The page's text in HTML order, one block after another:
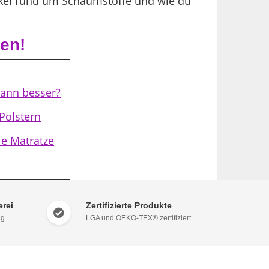
besser?
Matratze
Zertifizierte Produkte
LGA und OEKO-TEX® zertifiziert